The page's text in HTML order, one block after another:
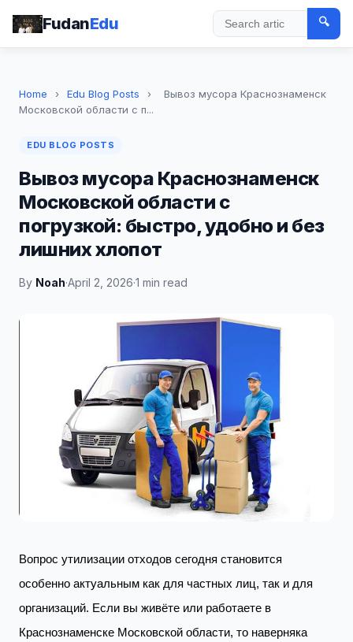
FudanEdu Search
🔍
Home › Edu Blog Posts ›
Вывоз мусора Краснознаменск
Московской области с п...
EDU BLOG POSTS
Вывоз мусора Краснознаменск
Московской области с
погрузкой: быстро, удобно и без
лишних хлопот
By Noah·April 2, 2026·1 min read
Вопрос утилизации отходов сегодня становится
особенно актуальным как для частных лиц, так и для
организаций. Если вы живёте или работаете в
Краснознаменске Московской области, то наверняка